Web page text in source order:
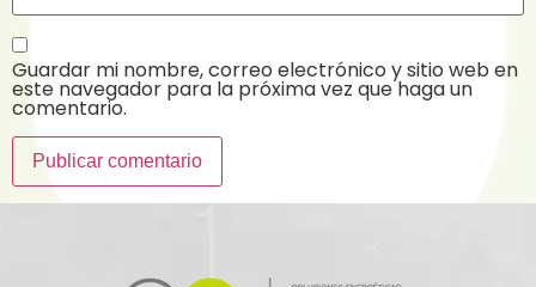
Guardar mi nombre, correo electrónico y sitio web en
este navegador para la próxima vez que haga un
comentario.